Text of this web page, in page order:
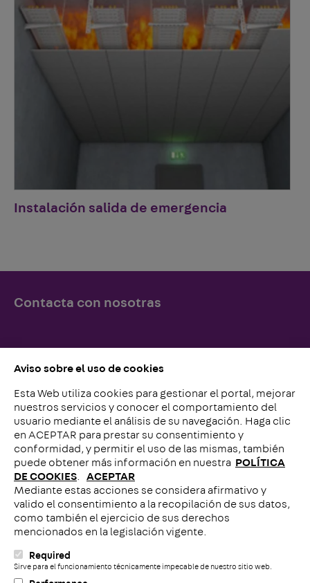
Aviso sobre el uso de cookies
Esta Web utiliza cookies para gestionar el portal, mejorar
nuestros servicios y conocer el comportamiento del
usuario mediante el análisis de su navegación. Haga clic
en ACEPTAR para prestar su consentimiento y
conformidad, y permitir el uso de las mismas, también
puede obtener más información en nuestra POLÍTICA
DE COOKIES
ACEPTAR
Mediante estas acciones se considera afirmativo y
valido el consentimiento a la recopilación de sus datos,
como también el ejercicio de sus derechos
mencionados en la legislación vigente.
Required
Sirve para el funcionamiento técnicamente impecable de nuestro sitio web.
Instalación salida de emergencia
Contacta con nosotras
Contacto con nosotros
Llámenos